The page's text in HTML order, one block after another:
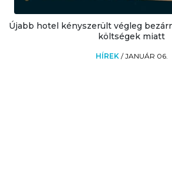
Újabb hotel kényszerült végleg
költségek miatt
HÍREK /JANUÁR 06.